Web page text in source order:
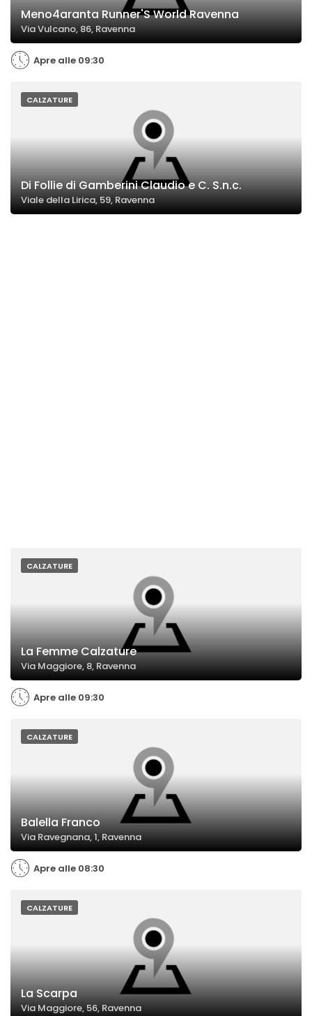
Meno4aranta Runner'S World Ravenna
Via Vulcano, 86, Ravenna
Apre alle 09:30
CALZATURE
Di Follie di Gamberini Claudio e C. S.n.c.
Viale della Lirica, 59, Ravenna
CALZATURE
La Femme Calzature
Via Maggiore, 8, Ravenna
Apre alle 09:30
CALZATURE
Balella Franco
Via Ravegnana, 1, Ravenna
Apre alle 08:30
CALZATURE
La Scarpa
Via Maggiore, 56, Ravenna